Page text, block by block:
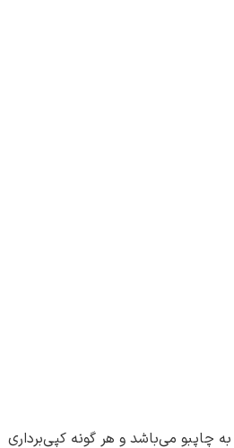
چاپبو می‌باشد و هر گونه کپی‌برداری